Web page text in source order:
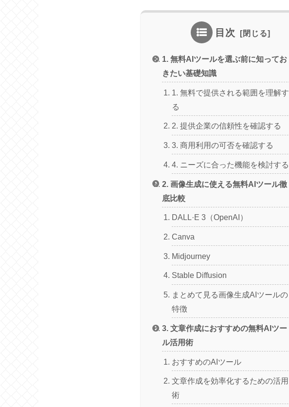
目次
1. 無料AIツールを選ぶ前に知ってお
きたい基礎知識
1. 無料で提供される範囲を理解す
る
2. 提供企業の信頼性を確認する
3. 商用利用の可否を確認する
4. ニーズに合った機能を検討する
2. 画像生成に使える無料AIツール徹
底比較
DALL·E 3（OpenAI）
Canva
Midjourney
Stable Diffusion
まとめて見る画像生成AIツールの
特徴
3. 文章作成におすすめの無料AIツー
ル活用術
おすすめのAIツール
文章作成を効率化するための活用
術